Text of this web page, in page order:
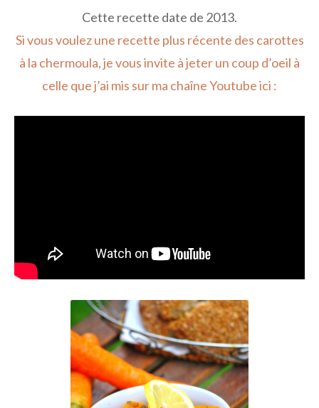
Cette recette date de 2013.
Si vous voulez une recette plus récente des carottes
à la chermoula, je vous invite à jeter un coup d’oeil à
celle que j’ai mis sur ma chaîne Youtube ici :